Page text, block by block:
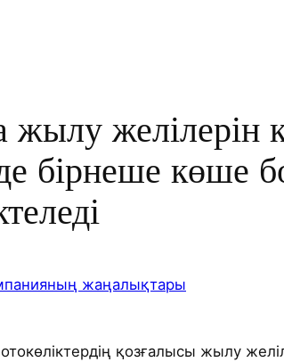
желілерін
бірнеше көше
жаңалықтары
қозғалысы жылу